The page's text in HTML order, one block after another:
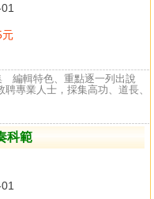
元
編輯特色、重點逐一列出說
專業人士，採集高功、道長、
科範